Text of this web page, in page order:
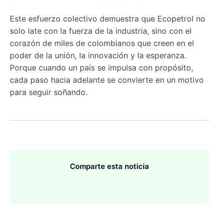
Este esfuerzo colectivo demuestra que Ecopetrol no
solo late con la fuerza de la industria, sino con el
corazón de miles de colombianos que creen en el
poder de la unión, la innovación y la esperanza.
Porque cuando un país se impulsa con propósito,
cada paso hacia adelante se convierte en un motivo
para seguir soñando.
Comparte esta noticia